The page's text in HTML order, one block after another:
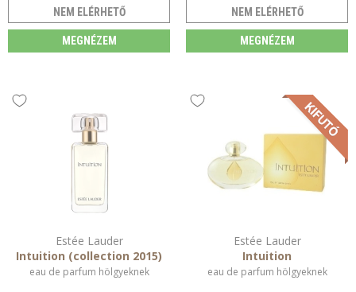
NEM ELÉRHETŐ
MEGNÉZEM
NEM ELÉRHETŐ
MEGNÉZEM
Estée Lauder
Intuition (collection 2015)
eau de parfum hölgyeknek
Estée Lauder
Intuition
eau de parfum hölgyeknek